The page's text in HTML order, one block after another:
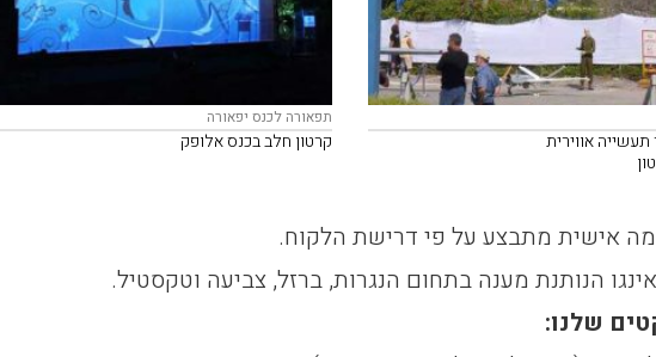
אווירית
תפאורה לכנס יפאורה
קרטון חלב בכנס אלופק
אישית מתבצע על פי דרישת הלקוח.
הנותנת מענה בתחום הנגרות, ברזל, צביעה וטקסטיל.
שלנו: